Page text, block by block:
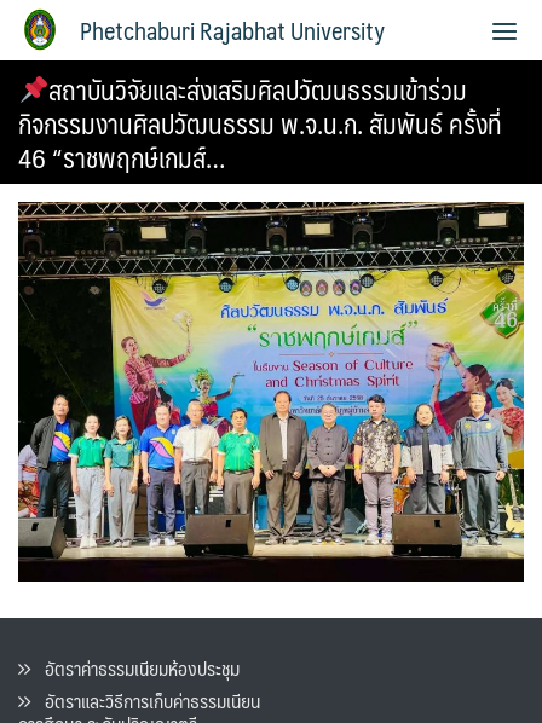
Phetchaburi Rajabhat University
สถาบันวิจัยและส่งเสริมศิลปวัฒนธรรมเข้าร่วม
กิจกรรมงานศิลปวัฒนธรรม พ.จ.น.ก. สัมพันธ์ ครั้งที่
46 “ราชพฤกษ์เกมส์…
อัตราค่าธรรมเนียมห้องประชุม
อัตราและวิธีการเก็บค่าธรรมเนียน